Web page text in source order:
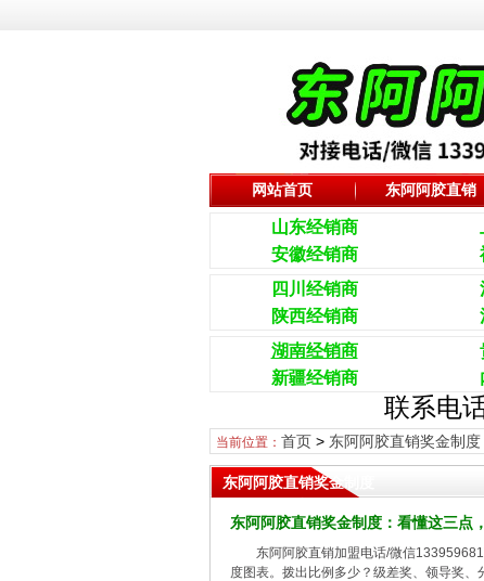
网站首页 东阿阿胶直销
山东经销商
安徽经销商
四川经销商
陕西经销商
湖南经销商
新疆经销商
联系电
当前位置： 首页> 东阿阿胶直销奖金制度
东阿阿胶直销奖金制度
东阿阿胶直销奖金制度：看懂这三点
东阿阿胶直销加盟电话/微信
度图表。拨出比例多少？级差奖、领导奖